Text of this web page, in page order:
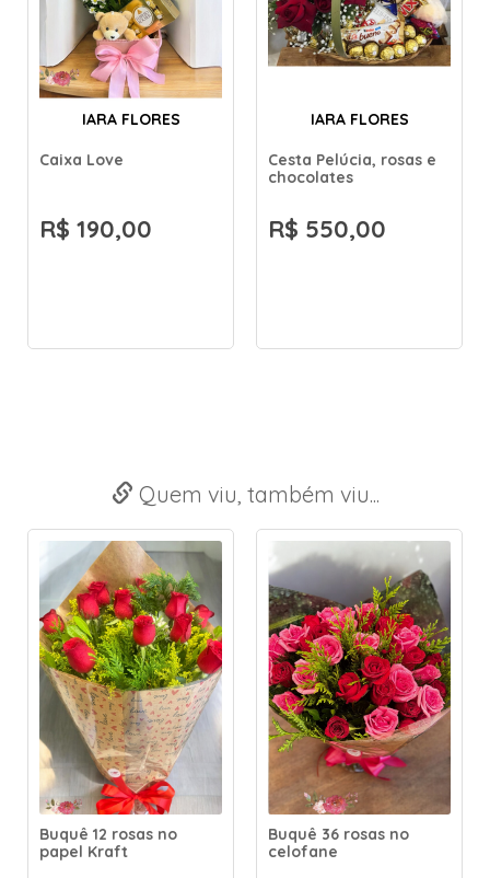
IARA FLORES
Caixa Love
R$ 190,00
IARA FLORES
Cesta Pelúcia, rosas e
chocolates
R$ 550,00
Quem viu, também viu...
Buquê 12 rosas no
papel Kraft
Buquê 36 rosas no
celofane